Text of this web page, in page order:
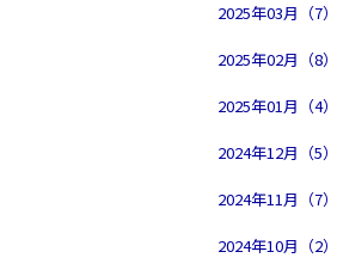
2025年03月（7）
2025年02月（8）
2025年01月（4）
2024年12月（5）
2024年11月（7）
2024年10月（2）